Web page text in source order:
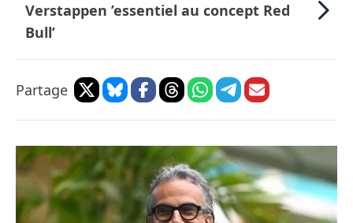
Verstappen ’essentiel au concept Red
Bull’
Partage